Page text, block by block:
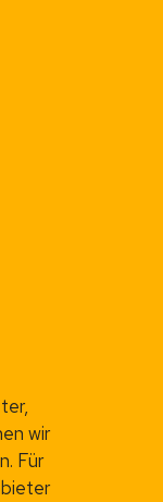
wir
Für